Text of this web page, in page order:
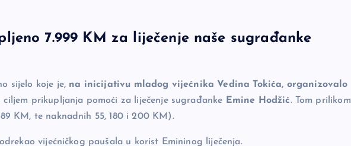
7.999 KM za liječenje naše sugrađanke
sijelo koje je, na inicijativu mladog vijećnika Vedina Tokića, organizovalo
prikupljanja pomoći za liječenje sugrađanke Emine Hodžić. Tom prilikom
KM, te naknadnih 55, 180 i 200 KM).
vijećničkog paušala u korist Emininog liječenja.